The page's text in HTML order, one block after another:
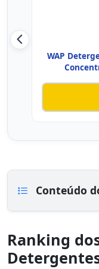
WAP
Conteúdo
Ranking